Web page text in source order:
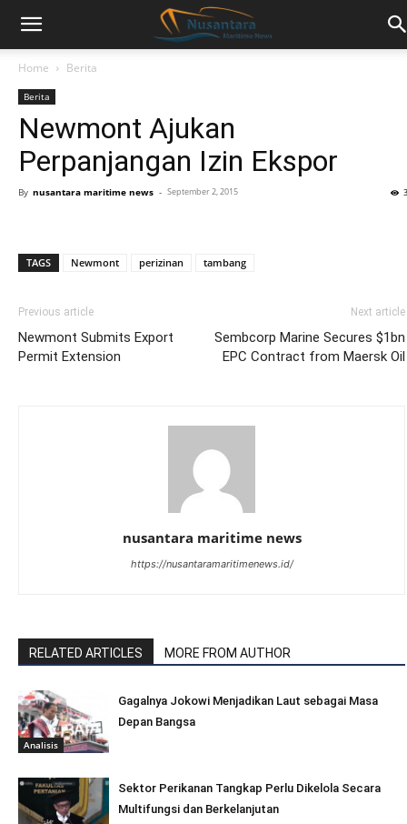
Home Berita
Berita
Newmont Ajukan
Perpanjangan Izin Ekspor
By nusantara maritime news - September 2, 2015
TAGS Newmont perizinan tambang
Previous article
Newmont Submits Export
Permit Extension
Next article
Sembcorp Marine Secures $1bn
EPC Contract from Maersk Oil
nusantara maritime news
https://nusantaramaritimenews.id/
RELATED ARTICLES MORE FROM AUTHOR
Analisis
Gagalnya Jokowi Menjadikan Laut sebagai Masa
Depan Bangsa
Sektor Perikanan Tangkap Perlu Dikelola Secara
Multifungsi dan Berkelanjutan